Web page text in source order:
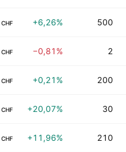
CHF +6,26% 500
CHF −0,81% 2
CHF +0,21% 200
CHF +20,07% 30
CHF +11,96% 210